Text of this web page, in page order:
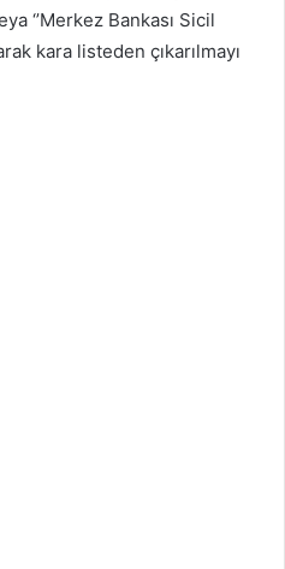
‘’Merkez Bankası Sicil
kara listeden çıkarılmayı